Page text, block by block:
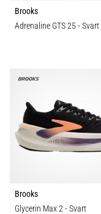
Brooks
Adrenaline GTS 25- Svart
Brooks
Glycerin Max 2- Svart